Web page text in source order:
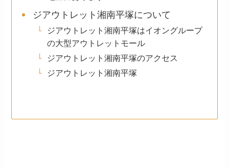
ジアウトレット湘南平塚について
ジアウトレット湘南平塚はイオングループ
の大型アウトレットモール
ジアウトレット湘南平塚のアクセス
ジアウトレット湘南平塚